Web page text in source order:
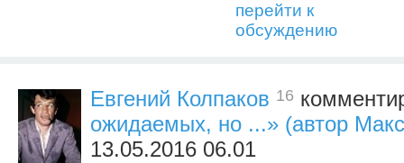
перейти к
обсуждению
Евгений Колпаков 16
ожидаемых, но ...» (автор
13.05.2016 06.01